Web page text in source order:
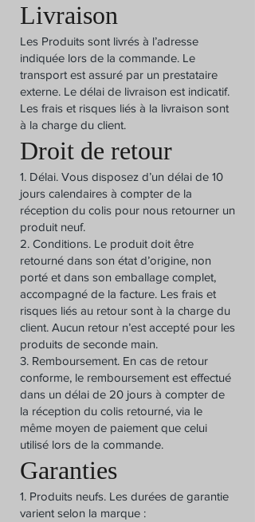
Livraison
Les Produits sont livrés à l’adresse
indiquée lors de la commande. Le
transport est assuré par un prestataire
externe. Le délai de livraison est indicatif.
Les frais et risques liés à la livraison sont
à la charge du client.
Droit de retour
1. Délai. Vous disposez d’un délai de 10
jours calendaires à compter de la
réception du colis pour nous retourner un
produit neuf.
2. Conditions. Le produit doit être
retourné dans son état d’origine, non
porté et dans son emballage complet,
accompagné de la facture. Les frais et
risques liés au retour sont à la charge du
client. Aucun retour n’est accepté pour les
produits de seconde main.
3. Remboursement. En cas de retour
conforme, le remboursement est effectué
dans un délai de 20 jours à compter de
la réception du colis retourné, via le
même moyen de paiement que celui
utilisé lors de la commande.
Garanties
1. Produits neufs. Les durées de garantie
varient selon la marque :